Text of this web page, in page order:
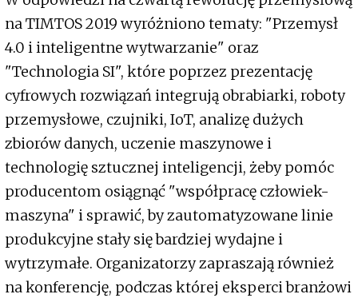
na TIMTOS 2019 wyróżniono tematy: "Przemysł
4.0 i inteligentne wytwarzanie" oraz
"Technologia SI", które poprzez prezentację
cyfrowych rozwiązań integrują obrabiarki, roboty
przemysłowe, czujniki, IoT, analizę dużych
zbiorów danych, uczenie maszynowe i
technologię sztucznej inteligencji, żeby pomóc
producentom osiągnąć "współpracę człowiek-
maszyna" i sprawić, by zautomatyzowane linie
produkcyjne stały się bardziej wydajne i
wytrzymałe. Organizatorzy zapraszają również
na konferencję, podczas której eksperci branżowi